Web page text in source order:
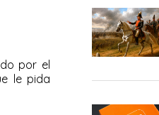
por el
le pida